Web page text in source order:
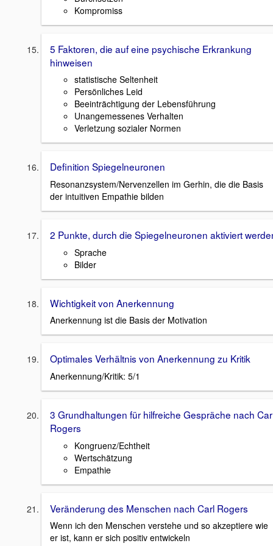
Kompromiss
5 Faktoren, die auf eine psychische Erkrankung
hinweisen
statistische Seltenheit
Persönliches Leid
Beeinträchtigung der Lebensführung
Unangemessenes Verhalten
Verletzung sozialer Normen
Definition Spiegelneuronen
Resonanzsystem/Nervenzellen im Gerhin, die die Basis
der intuitiven Empathie bilden
2 Punkte, durch die Spiegelneuronen aktiviert
Sprache
Bilder
Wichtigkeit von Anerkennung
Anerkennung ist die Basis der Motivation
Optimales Verhältnis von Anerkennung zu Kritik
Anerkennung/Kritik: 5/1
3 Grundhaltungen für hilfreiche Gespräche nach
Rogers
Kongruenz/Echtheit
Wertschätzung
Empathie
Veränderung des Menschen nach Carl Rogers
Wenn ich den Menschen verstehe und so akzeptiere wie
er ist, kann er sich positiv entwickeln